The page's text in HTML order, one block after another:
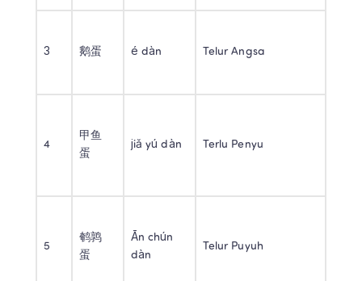
3 鹅蛋 é dàn Telur Angsa
4
甲鱼
蛋
jiǎ yú dàn Terlu Penyu
5
鹌鹑
蛋
Ān chún
dàn
Telur Puyuh